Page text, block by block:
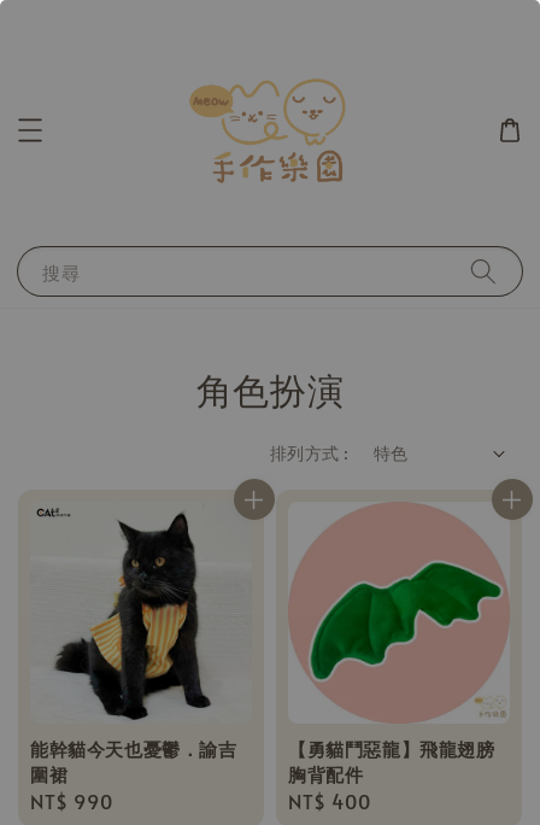
搜尋
角色扮演
排列方式 :
能幹貓今天也憂鬱．諭吉
圍裙
Regular
NT$ 990
【勇貓鬥惡龍】飛龍翅膀
胸背配件
Regular
NT$ 400